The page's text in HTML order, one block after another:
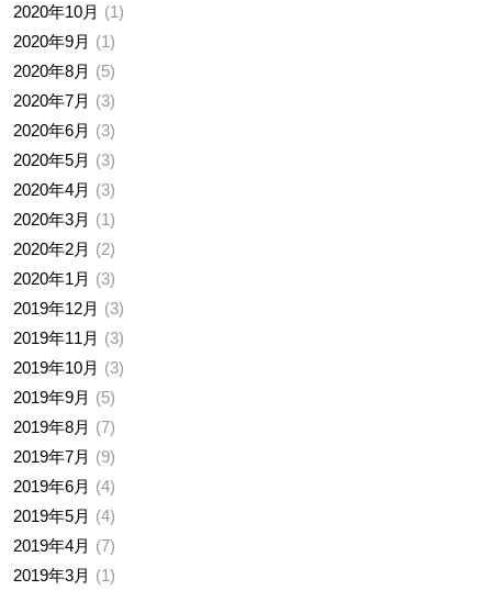
2020年10月
1
2020年9月
1
2020年8月
5
2020年7月
3
2020年6月
3
2020年5月
3
2020年4月
3
2020年3月
1
2020年2月
2
2020年1月
3
2019年12月
3
2019年11月
3
2019年10月
3
2019年9月
5
2019年8月
7
2019年7月
9
2019年6月
4
2019年5月
4
2019年4月
7
2019年3月
1